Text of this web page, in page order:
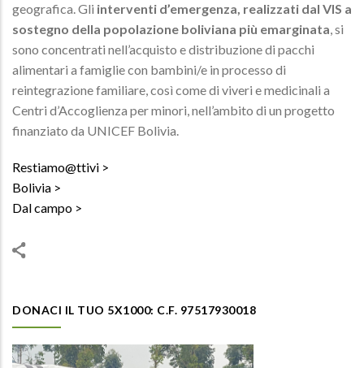
geografica. Gli interventi d’emergenza, realizzati dal VIS a
sostegno della popolazione boliviana più emarginata, si
sono concentrati nell’acquisto e distribuzione di pacchi
alimentari a famiglie con bambini/e in processo di
reintegrazione familiare, così come di viveri e medicinali a
Centri d’Accoglienza per minori, nell’ambito di un progetto
finanziato da UNICEF Bolivia.
Restiamo@ttivi
Bolivia
Dal campo
DONACI IL TUO 5X1000: C.F. 97517930018